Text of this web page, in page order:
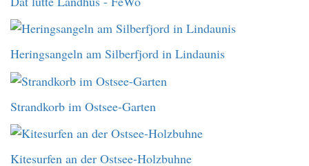
Heringsangeln am Silberfjord in Lindaunis
Strandkorb im Ostsee-Garten
Kitesurfen an der Ostsee-Holzbuhne